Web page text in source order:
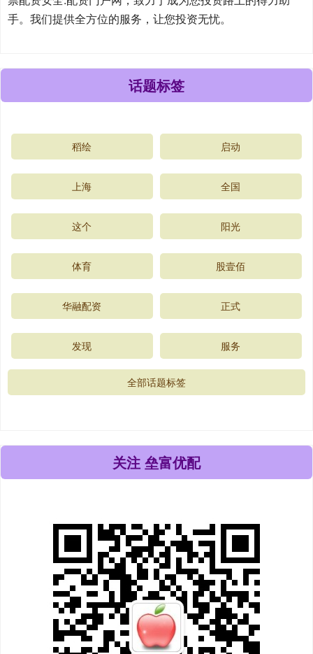
手。我们提供全方位的服务，让您投资无忧。
话题标签
稻绘 启动
上海 全国
这个 阳光
体育 股壹佰
华融配资 正式
发现 服务
全部话题标签
关注 垒富优配